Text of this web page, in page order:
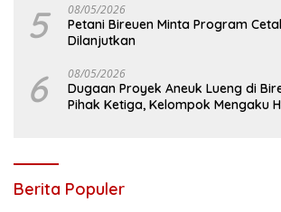
5 08/05/2026
Petani Bireuen Minta Program
Dilanjutkan
6 08/05/2026
Dugaan Proyek Aneuk Lueng di
Pihak Ketiga, Kelompok Mengaku
Berita Populer